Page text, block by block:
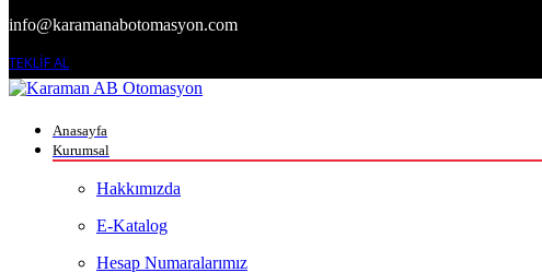
info@karamanabotomasyon.com
TEKLİF AL
Anasayfa
Kurumsal
Hakkımızda
E-Katalog
Hesap Numaralarımız